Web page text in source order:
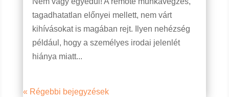
tagadhatatlan előnyei mellett, nem várt
kihívásokat is magában rejt. Ilyen nehézség
például, hogy a személyes irodai jelenlét
hiánya miatt...
« Régebbi bejegyzések